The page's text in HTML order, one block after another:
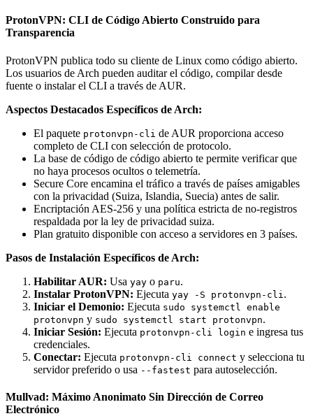
ProtonVPN: CLI de Código Abierto Construido para
Transparencia
ProtonVPN publica todo su cliente de Linux como código abierto.
Los usuarios de Arch pueden auditar el código, compilar desde
fuente o instalar el CLI a través de AUR.
Aspectos Destacados Específicos de Arch:
El paquete protonvpn-cli de AUR proporciona acceso
completo de CLI con selección de protocolo.
La base de código de código abierto te permite verificar que
no haya procesos ocultos o telemetría.
Secure Core encamina el tráfico a través de países amigables
con la privacidad (Suiza, Islandia, Suecia) antes de salir.
Encriptación AES-256 y una política estricta de no-registros
respaldada por la ley de privacidad suiza.
Plan gratuito disponible con acceso a servidores en 3 países.
Pasos de Instalación Específicos de Arch:
Habilitar AUR: Usa yay o paru.
Instalar ProtonVPN: Ejecuta yay -S protonvpn-cli .
Iniciar el Demonio: Ejecuta sudo systemctl enable
protonvpn y sudo systemctl start protonvpn.
Iniciar Sesión: Ejecuta protonvpn-cli login e ingresa tus
credenciales.
Conectar: Ejecuta protonvpn-cli connect y selecciona tu
servidor preferido o usa --fastest para autoselección.
Mullvad: Máximo Anonimato Sin Dirección de Correo
Electrónico